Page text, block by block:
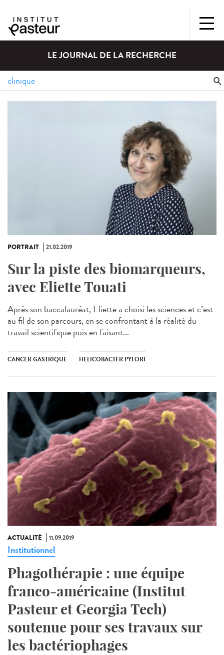
LE JOURNAL DE LA RECHERCHE
PORTRAIT 21.02.2019
Sur la piste des biomarqueurs,
avec Eliette Touati
Après son baccalauréat, Eliette a choisi les sciences et c’est
au fil de son parcours, en se confrontant à la réalité du
travail scientifique puis en faisant...
CANCER GASTRIQUE HELICOBACTER PYLORI
ACTUALITÉ 11.09.2019
Institutionnel
Phagothérapie : une équipe
franco-américaine (Institut
Pasteur et Georgia Tech)
soutenue pour ses travaux sur
les bactériophages